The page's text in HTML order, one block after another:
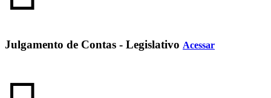
Julgamento de Contas - Legislativo Acessar